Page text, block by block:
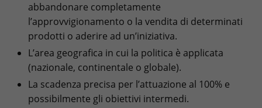
abbandonare completamente
l’approvvigionamento o la vendita di determinati
prodotti o aderire ad un’iniziativa.
L’area geografica in cui la politica è applicata
(nazionale, continentale o globale).
La scadenza precisa per l’attuazione al 100% e
possibilmente gli obiettivi intermedi.